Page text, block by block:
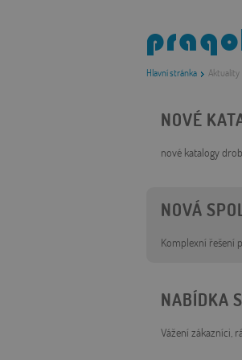
Hlavní stránka Aktuality
NOVÉ
nové katalogy
NOVÁ
Komplexní řešení
NABÍDKA
Vážení zákazníci,